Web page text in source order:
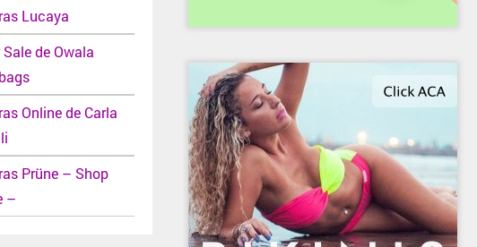
Lucaya
Sale de Owala
Online de Carla
Prüne – Shop
–